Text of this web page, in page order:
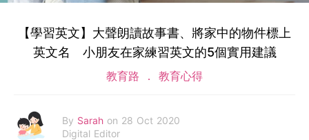
【學習英文】大聲朗讀故事書、將家中的物件標上
英文名 小朋友在家練習英文的5個實用建議
教育路 教育心得
By Sarah on 28 Oct 2020
Digital Editor